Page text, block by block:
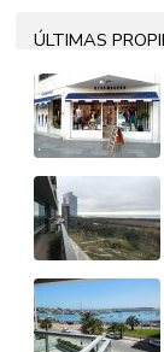
ÚLTIMAS